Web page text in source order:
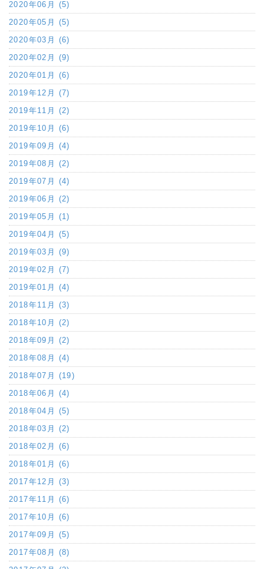
2020年06月 (5)
2020年05月 (5)
2020年03月 (6)
2020年02月 (9)
2020年01月 (6)
2019年12月 (7)
2019年11月 (2)
2019年10月 (6)
2019年09月 (4)
2019年08月 (2)
2019年07月 (4)
2019年06月 (2)
2019年05月 (1)
2019年04月 (5)
2019年03月 (9)
2019年02月 (7)
2019年01月 (4)
2018年11月 (3)
2018年10月 (2)
2018年09月 (2)
2018年08月 (4)
2018年07月 (19)
2018年06月 (4)
2018年04月 (5)
2018年03月 (2)
2018年02月 (6)
2018年01月 (6)
2017年12月 (3)
2017年11月 (6)
2017年10月 (6)
2017年09月 (5)
2017年08月 (8)